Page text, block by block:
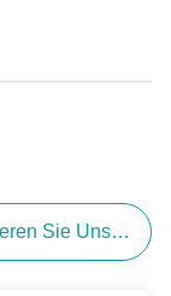
Sie Uns Jetzt